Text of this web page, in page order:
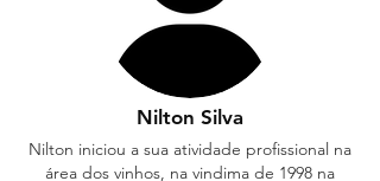
Nilton Silva
Nilton iniciou a sua atividade profissional na
área dos vinhos, na vindima de 1998 na